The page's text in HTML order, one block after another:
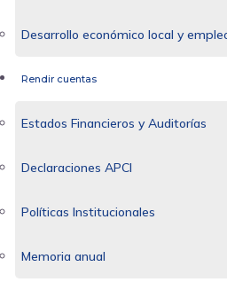
Desarrollo económico local y
Rendir cuentas
Estados Financieros y Auditorías
Declaraciones APCI
Políticas Institucionales
Memoria anual